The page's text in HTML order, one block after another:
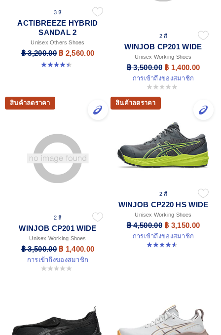
3 สี
ACTIBREEZE HYBRID
SANDAL 2
Unisex Others Shoes
฿ 3,200.00 ฿ 2,560.00
4.4 จาก 5 ดาว 111 รีวิว
2 สี
WINJOB CP201 WIDE
Unisex Working Shoes
฿ 3,500.00 ฿ 1,400.00
การเข้าถึงของสมาชิก
0.0 จาก 5 ดาว
สินค้าลดราคา
2 สี
WINJOB CP201 WIDE
Unisex Working Shoes
฿ 3,500.00 ฿ 1,400.00
การเข้าถึงของสมาชิก
0.0 จาก 5 ดาว
สินค้าลดราคา
2 สี
WINJOB CP220 HS WIDE
Unisex Working Shoes
฿ 4,500.00 ฿ 3,150.00
การเข้าถึงของสมาชิก
4.6 จาก 5 ดาว 77 รีวิว